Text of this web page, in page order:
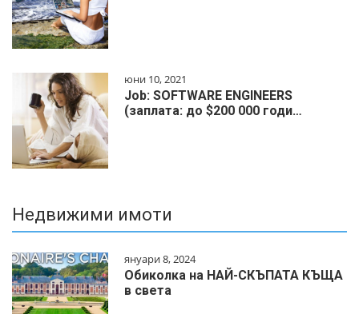
юни 10, 2021
Job: SOFTWARE ENGINEERS
(заплата: до $200 000 годи…
Недвижими имоти
януари 8, 2024
Обиколка на НАЙ-СКЪПАТА КЪЩА
в света